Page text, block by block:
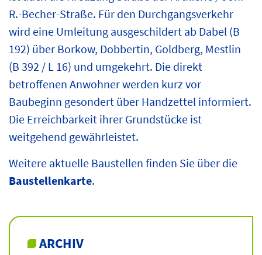
R.-Becher-Straße. Für den Durchgangsverkehr
wird eine Umleitung ausgeschildert ab Dabel (B
192) über Borkow, Dobbertin, Goldberg, Mestlin
(B 392 / L 16) und umgekehrt. Die direkt
betroffenen Anwohner werden kurz vor
Baubeginn gesondert über Handzettel informiert.
Die Erreichbarkeit ihrer Grundstücke ist
weitgehend gewährleistet.
Weitere aktuelle Baustellen finden Sie über die
Baustellenkarte.
ARCHIV